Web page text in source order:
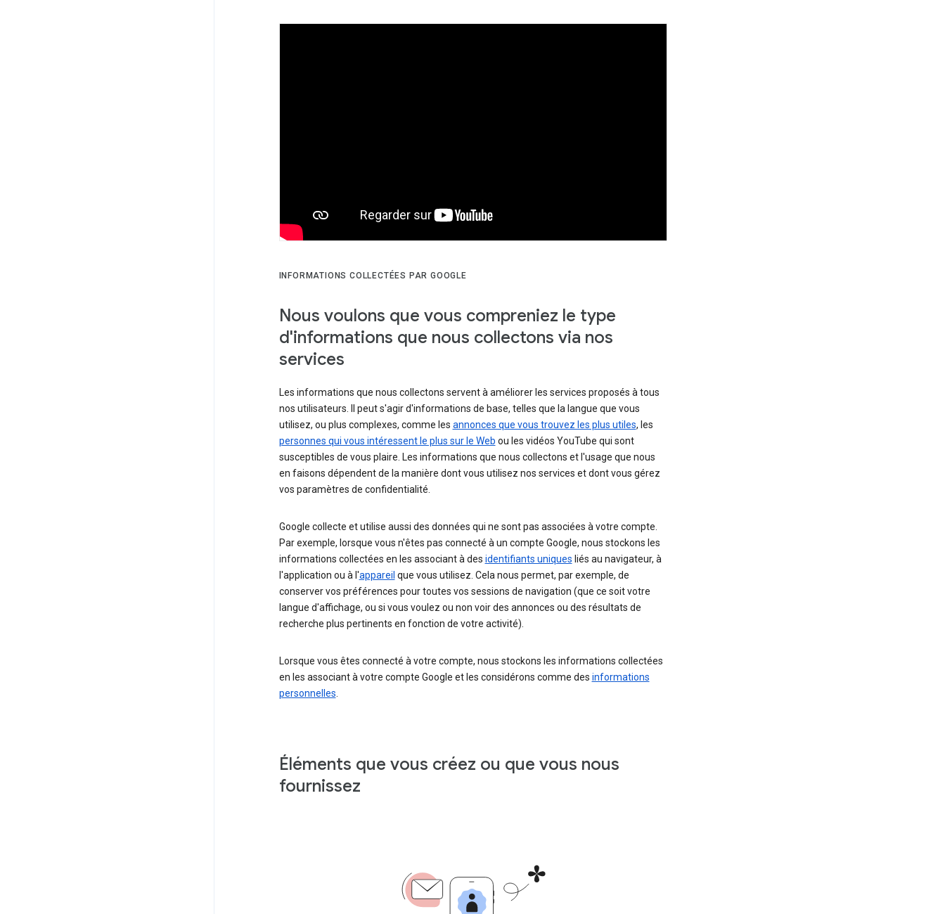
INFORMATIONS COLLECTÉES PAR GOOGLE
Nous voulons que vous compreniez le type
d'informations que nous collectons via nos
services
Les informations que nous collectons servent à améliorer les services proposés à tous
nos utilisateurs. Il peut s'agir d'informations de base, telles que la langue que vous
utilisez, ou plus complexes, comme les annonces que vous trouvez les plus utiles, les
personnes qui vous intéressent le plus sur le Web ou les vidéos YouTube qui sont
susceptibles de vous plaire. Les informations que nous collectons et l'usage que nous
en faisons dépendent de la manière dont vous utilisez nos services et dont vous gérez
vos paramètres de confidentialité.
Google collecte et utilise aussi des données qui ne sont pas associées à votre compte.
Par exemple, lorsque vous n'êtes pas connecté à un compte Google, nous stockons les
informations collectées en les associant à des identifiants uniques liés au navigateur, à
l'application ou à l'appareil que vous utilisez. Cela nous permet, par exemple, de
conserver vos préférences pour toutes vos sessions de navigation (que ce soit votre
langue d'affichage, ou si vous voulez ou non voir des annonces ou des résultats de
recherche plus pertinents en fonction de votre activité).
Lorsque vous êtes connecté à votre compte, nous stockons les informations collectées
en les associant à votre compte Google et les considérons comme des informations
personnelles
Éléments que vous créez ou que vous nous
fournissez